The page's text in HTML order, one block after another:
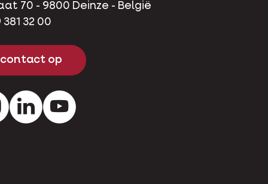
70 - 9800 Deinze - België
381 32 00
contact op
InstagramLinkedInYoutube